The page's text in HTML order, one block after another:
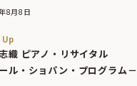
8月8日
織 ピアノ・リサイタル
ル・ショパン・プログラム－